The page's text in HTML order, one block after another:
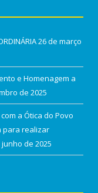
26 de março
e Homenagem a
de 2025
a Ótica do Povo
para realizar
junho de 2025